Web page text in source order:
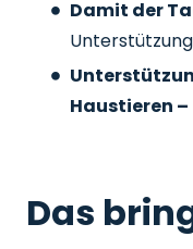
Damit der
Haustieren –
Das